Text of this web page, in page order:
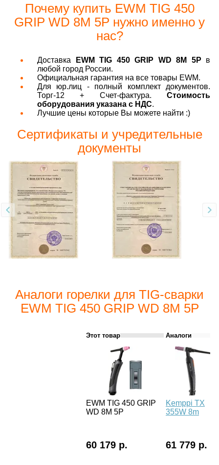
Почему купить EWM TIG 450
GRIP WD 8M 5P нужно именно у
нас?
Доставка EWM TIG 450 GRIP WD 8M 5P в
любой город России.
Официальная гарантия на все товары EWM.
Для юр.лиц - полный комплект документов.
Торг-12 + Счет-фактура. Стоимость
оборудования указана с НДС.
Лучшие цены которые Вы можете найти :)
Сертификаты и учредительные
документы
Аналоги горелки для TIG-сварки
EWM TIG 450 GRIP WD 8M 5P
Этот товар Аналоги
EWM TIG 450 GRIP
WD 8M 5P
Kemppi TX
355W 8m
60 179 р. 61 779 р.